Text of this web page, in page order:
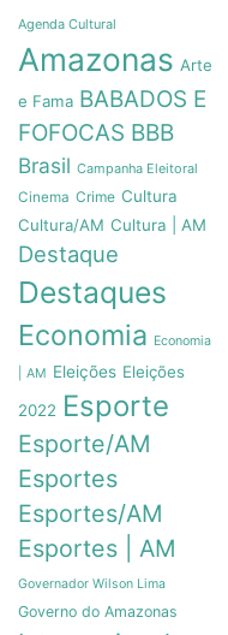
Agenda Cultural
Amazonas Arte
e Fama BABADOS E
FOFOCAS BBB
Brasil Campanha Eleitoral
Cinema Crime Cultura
Cultura/AM Cultura | AM
Destaque
Destaques
Economia Economia
| AM Eleições Eleições
2022 Esporte
Esporte/AM
Esportes
Esportes/AM
Esportes | AM
Governador Wilson Lima
Governo do Amazonas